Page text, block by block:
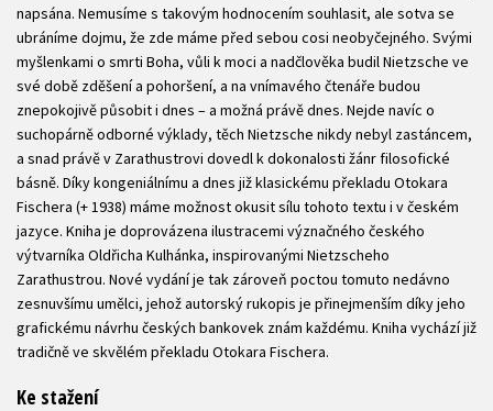
napsána. Nemusíme s takovým hodnocením souhlasit, ale sotva se
ubráníme dojmu, že zde máme před sebou cosi neobyčejného. Svými
myšlenkami o smrti Boha, vůli k moci a nadčlověka budil Nietzsche ve
své době zděšení a pohoršení, a na vnímavého čtenáře budou
znepokojivě působit i dnes – a možná právě dnes. Nejde navíc o
suchopárně odborné výklady, těch Nietzsche nikdy nebyl zastáncem,
a snad právě v Zarathustrovi dovedl k dokonalosti žánr filosofické
básně. Díky kongeniálnímu a dnes již klasickému překladu Otokara
Fischera (+ 1938) máme možnost okusit sílu tohoto textu i v českém
jazyce. Kniha je doprovázena ilustracemi význačného českého
výtvarníka Oldřicha Kulhánka, inspirovanými Nietzscheho
Zarathustrou. Nové vydání je tak zároveň poctou tomuto nedávno
zesnuvšímu umělci, jehož autorský rukopis je přinejmenším díky jeho
grafickému návrhu českých bankovek znám každému. Kniha vychází již
tradičně ve skvělém překladu Otokara Fischera.
Ke stažení